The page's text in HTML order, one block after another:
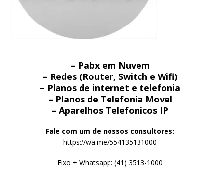
– Pabx em Nuvem
– Redes (Router, Switch e Wifi)
– Planos de internet e telefonia
– Planos de Telefonia Movel
– Aparelhos Telefonicos IP
Fale com um de nossos consultores:
https://wa.me/554135131000
Fixo + Whatsapp: (41) 3513-1000